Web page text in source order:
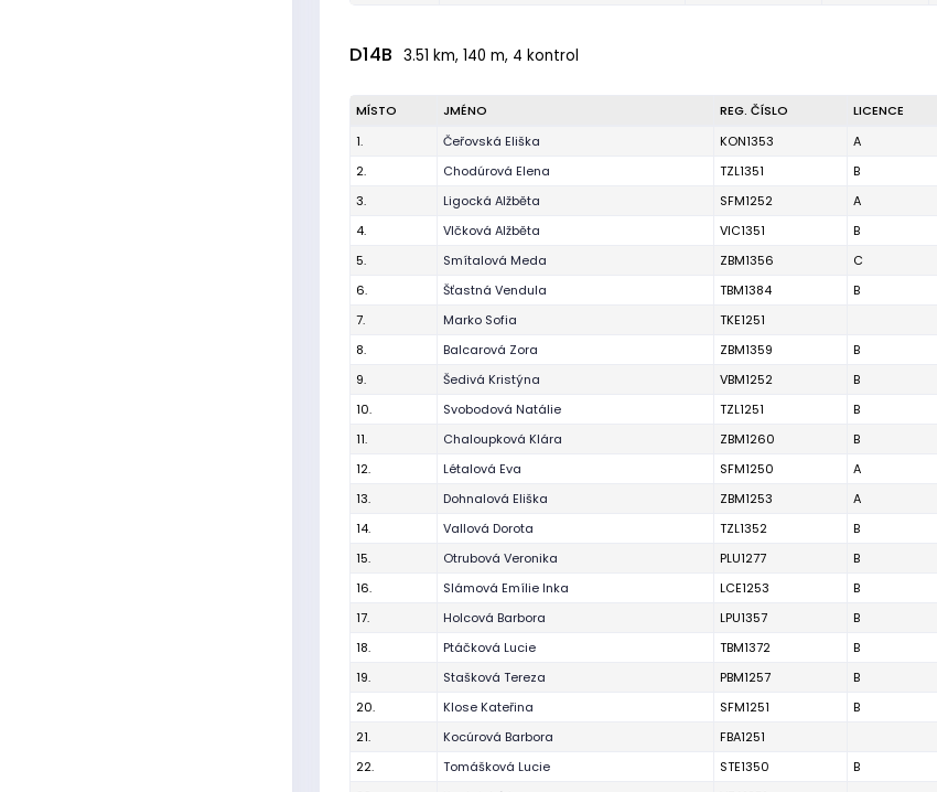
D14B 3.51 km, 140 m, 4 kontrol
MÍSTO JMÉNO REG. ČÍSLO LICENCE
1.
Čeřovská Eliška KON1353 A
2.
Chodúrová Elena TZL1351 B
3.
Ligocká Alžběta SFM1252 A
4.
Vlčková Alžběta VIC1351 B
5.
Smítalová Meda ZBM1356 C
6.
Šťastná Vendula TBM1384 B
7.
Marko Sofia TKE1251
8.
Balcarová Zora ZBM1359 B
9.
Šedivá Kristýna VBM1252 B
10.
Svobodová Natálie TZL1251 B
11.
Chaloupková Klára ZBM1260 B
12.
Létalová Eva SFM1250 A
13.
Dohnalová Eliška ZBM1253 A
14.
Vallová Dorota TZL1352 B
15.
Otrubová Veronika PLU1277 B
16.
Slámová Emílie Inka LCE1253 B
17.
Holcová Barbora LPU1357 B
18.
Ptáčková Lucie TBM1372 B
19.
Stašková Tereza PBM1257 B
20.
Klose Kateřina SFM1251 B
21.
Kocúrová Barbora FBA1251
22.
Tomášková Lucie STE1350 B